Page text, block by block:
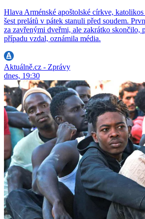
Hlava Arménské apoštolské církve,
šest prelátů v pátek stanuli před soudem.
za zavřenými dveřmi, ale zakrátko skončilo,
případu vzdal, oznámila média.
Aktuálně.cz - Zprávy
dnes, 19:30